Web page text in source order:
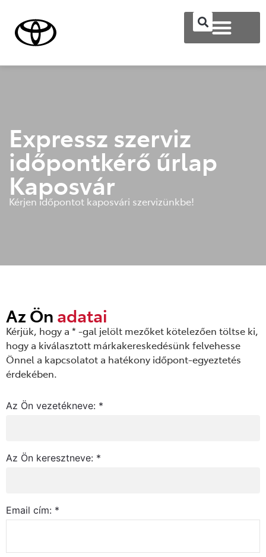
Expressz szerviz
időpontkérő űrlap
Kaposvár
Kérjen időpontot kaposvári szervizünkbe!
Az Ön adatai
Kérjük, hogy a * -gal jelölt mezőket kötelezően töltse ki,
hogy a kiválasztott márkakereskedésünk felvehesse
Önnel a kapcsolatot a hatékony időpont-egyeztetés
érdekében.
Az Ön vezetékneve: *
Az Ön keresztneve: *
Email cím: *